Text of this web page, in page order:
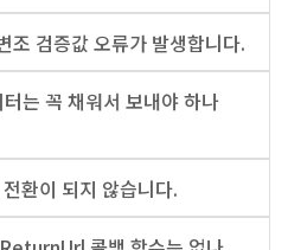
조 검증값 오류가 발생합니다.
는 꼭 채워서 보내야 하나
환이 되지 않습니다.